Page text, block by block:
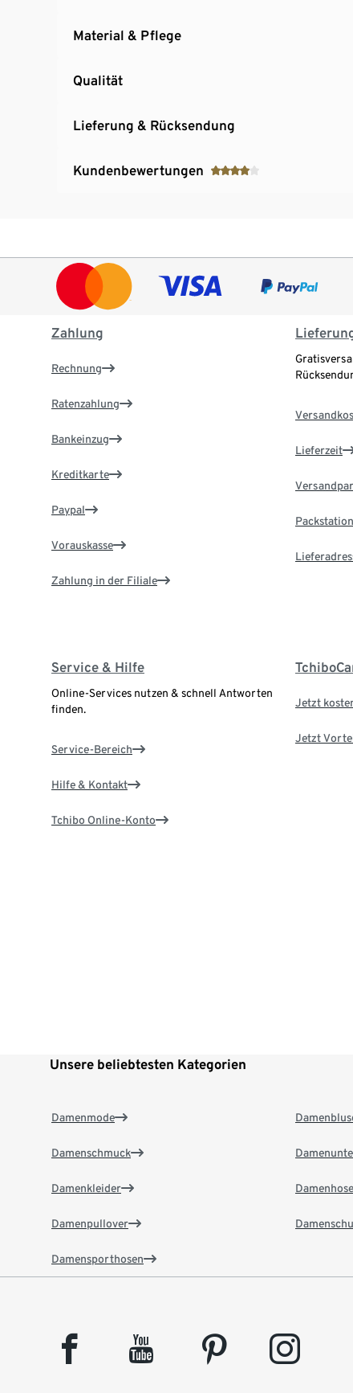
Material & Pflege
Qualität
Lieferung & Rücksendung
Kundenbewertungen
Zahlung
Rechnung
Ratenzahlung
Bankeinzug
Kreditkarte
Paypal
Vorauskasse
Zahlung in der Filiale
Lieferzeit
Packstation
Service & Hilfe
Online-Services nutzen & schnell Antworten
finden.
Service-Bereich
Hilfe & Kontakt
Tchibo Online-Konto
Jetzt
Jetzt
Unsere beliebtesten Kategorien
Damenmode
Damenschmuck
Damenkleider
Damenpullover
Damensporthosen
facebook youtube pinterest instagram